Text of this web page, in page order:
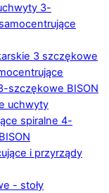
3-
3 szczękowe
szczękowe BISON
uchwyty
spiralne 4-
i przyrządy
- stoły